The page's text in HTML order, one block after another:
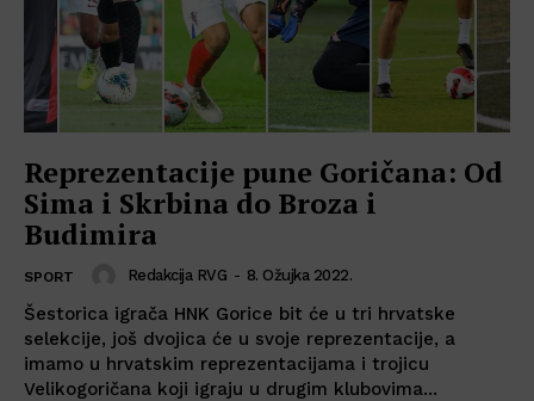
Reprezentacije pune Goričana: Od
Sima i Skrbina do Broza i
Budimira
SPORT Redakcija RVG - 8. Ožujka 2022.
Šestorica igrača HNK Gorice bit će u tri hrvatske
selekcije, još dvojica će u svoje reprezentacije, a
imamo u hrvatskim reprezentacijama i trojicu
Velikogoričana koji igraju u drugim klubovima...